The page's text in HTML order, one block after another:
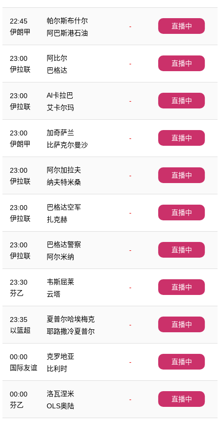
22:45
伊朗甲
帕尔斯布什尔
-
阿巴斯港石油
直播中
23:00
伊拉联
阿比尔
-
巴格达
直播中
23:00
伊拉联
Al卡拉巴
-
艾卡尔玛
直播中
23:00
伊朗甲
加奇萨兰
-
比萨克尔曼沙
直播中
23:00
伊拉联
阿尔加拉夫
-
纳夫特米桑
直播中
23:00
伊拉联
巴格达空军
-
扎克赫
直播中
23:00
伊拉联
巴格达警察
-
阿尔米纳
直播中
23:30
芬乙
韦斯屈莱
-
云塔
直播中
23:35
以篮超
夏普尔哈埃梅克
-
耶路撒冷夏普尔
直播中
00:00
国际友谊
克罗地亚
-
比利时
直播中
00:00
芬乙
洛瓦涅米
-
OLS奥陆
直播中